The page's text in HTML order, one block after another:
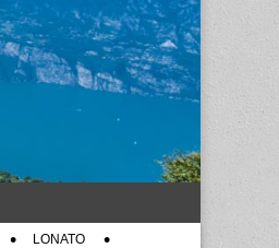
LONATO